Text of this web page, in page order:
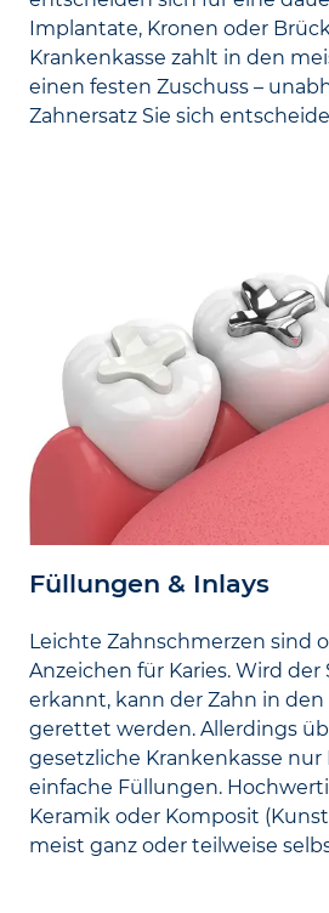
Implantate, Kronen oder
Kranken­kasse zahlt in den
einen festen Zuschuss –
Zahn­ersatz Sie sich
Füllungen & Inlays
Leichte Zahn­schmerzen sind
Anzeichen für Karies. Wird der
erkannt, kann der Zahn in
gerettet werden. Allerdings
gesetzliche Kranken­kasse nur
einfache Füllungen.
Keramik oder Komposit
meist ganz oder teilweise